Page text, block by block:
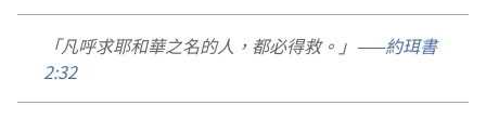
「凡呼求耶和華之名的人，都必得救。」——約珥書
2:32